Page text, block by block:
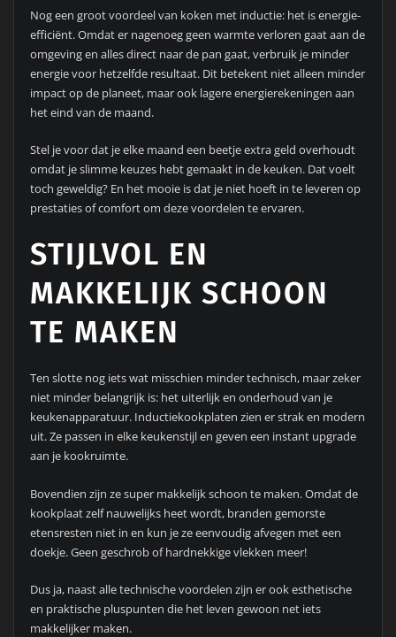
Nog een groot voordeel van koken met inductie: het is energie-
efficiënt. Omdat er nagenoeg geen warmte verloren gaat aan de
omgeving en alles direct naar de pan gaat, verbruik je minder
energie voor hetzelfde resultaat. Dit betekent niet alleen minder
impact op de planeet, maar ook lagere energierekeningen aan
het eind van de maand.
Stel je voor dat je elke maand een beetje extra geld overhoudt
omdat je slimme keuzes hebt gemaakt in de keuken. Dat voelt
toch geweldig? En het mooie is dat je niet hoeft in te leveren op
prestaties of comfort om deze voordelen te ervaren.
STIJLVOL EN
MAKKELIJK SCHOON
TE MAKEN
Ten slotte nog iets wat misschien minder technisch, maar zeker
niet minder belangrijk is: het uiterlijk en onderhoud van je
keukenapparatuur. Inductiekookplaten zien er strak en modern
uit. Ze passen in elke keukenstijl en geven een instant upgrade
aan je kookruimte.
Bovendien zijn ze super makkelijk schoon te maken. Omdat de
kookplaat zelf nauwelijks heet wordt, branden gemorste
etensresten niet in en kun je ze eenvoudig afvegen met een
doekje. Geen geschrob of hardnekkige vlekken meer!
Dus ja, naast alle technische voordelen zijn er ook esthetische
en praktische pluspunten die het leven gewoon net iets
makkelijker maken.